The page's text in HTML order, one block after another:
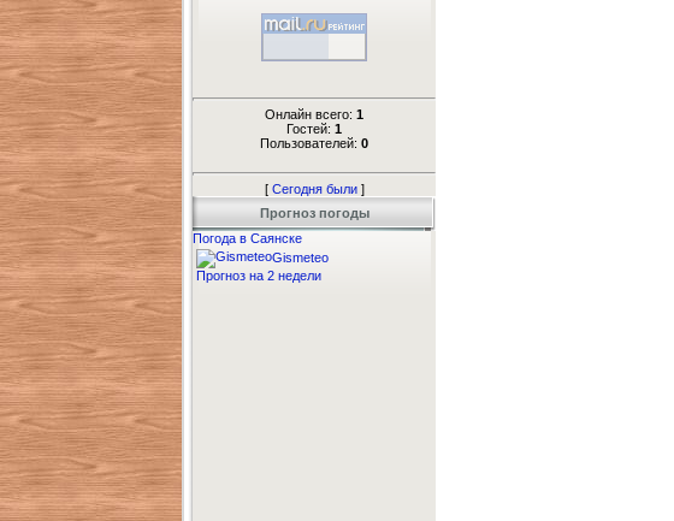
Онлайн всего: 1
Гостей: 1
Пользователей: 0
[ Сегодня были]
Прогноз погоды
Погода в Саянске
Gismeteo
Прогноз на 2 недели